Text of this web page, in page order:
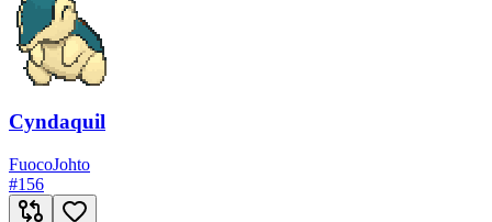
Cyndaquil
FuocoJohto
#156